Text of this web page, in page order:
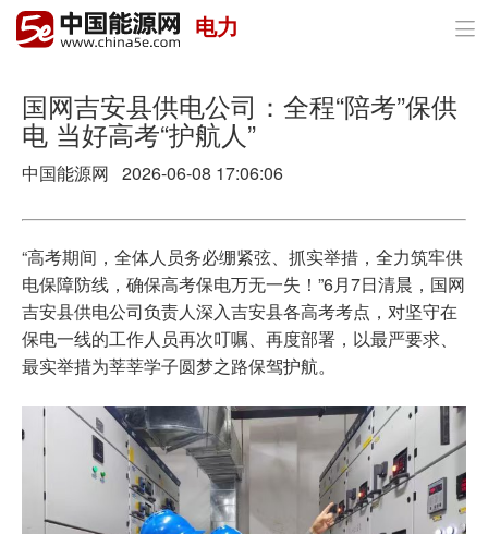
政策与经济
油气
电力
新能源
节能环保
电力 
国网吉安县供电公司：全程“陪考”保供
电 当好高考“护航人”
中国能源网 2026-06-08 17:06:06
“高考期间，全体人员务必绷紧弦、抓实举措，全力筑牢供
电保障防线，确保高考保电万无一失！”6月7日清晨，国网
吉安县供电公司负责人深入吉安县各高考考点，对坚守在
保电一线的工作人员再次叮嘱、再度部署，以最严要求、
最实举措为莘莘学子圆梦之路保驾护航。